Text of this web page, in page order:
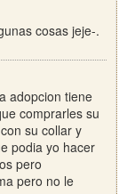
cosas jeje-.
adopcion tiene
comprarles su
su collar y
podia yo hacer
pero
pero no le